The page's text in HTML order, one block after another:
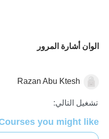
الوان أشارة المرور
Razan Abu Ktesh
تشغيل التالي:
you might like